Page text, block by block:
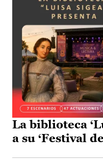
La biblioteca
a su ‘Festival